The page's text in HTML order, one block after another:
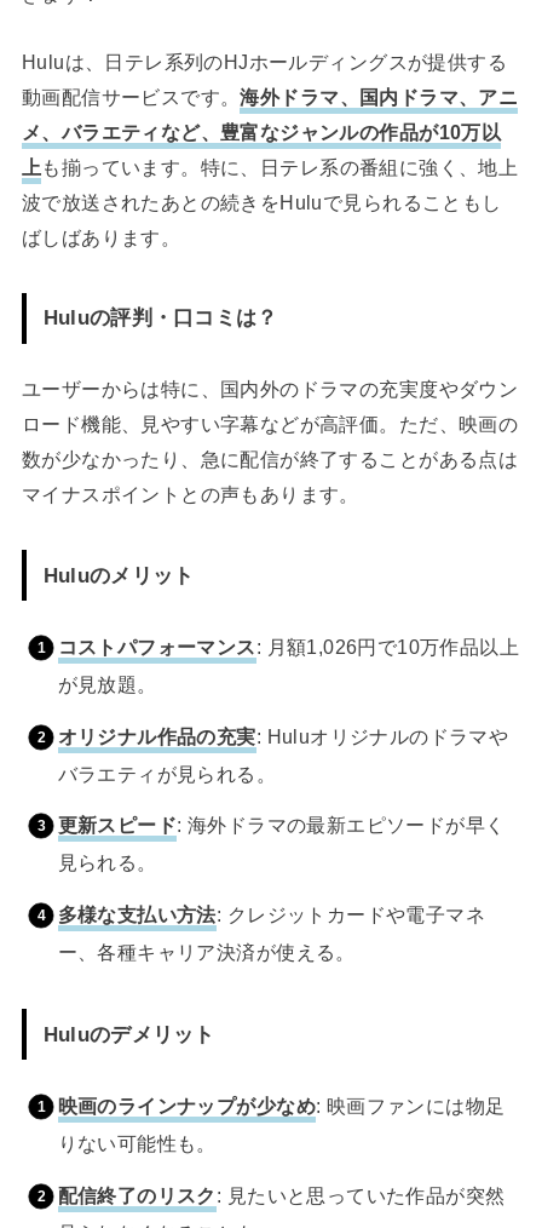
Huluは、日テレ系列のHJホールディングスが提供する
動画配信サービスです。海外ドラマ、国内ドラマ、アニ
メ、バラエティなど、豊富なジャンルの作品が10万以
上 も揃っています。特に、日テレ系の番組に強く、地上
波で放送されたあとの続きをHuluで見られることもし
ばしばあります。
Huluの評判・口コミは？
ユーザーからは特に、国内外のドラマの充実度やダウン
ロード機能、見やすい字幕などが高評価。ただ、映画の
数が少なかったり、急に配信が終了することがある点は
マイナスポイントとの声もあります。
Huluのメリット
コストパフォーマンス: 月額1,026円で10万作品以上
が見放題。
オリジナル作品の充実: Huluオリジナルのドラマや
バラエティが見られる。
更新スピード: 海外ドラマの最新エピソードが早く
見られる。
多様な支払い方法: クレジットカードや電子マネ
ー、各種キャリア決済が使える。
Huluのデメリット
映画のラインナップが少なめ: 映画ファンには物足
りない可能性も。
配信終了のリスク : 見たいと思っていた作品が突然